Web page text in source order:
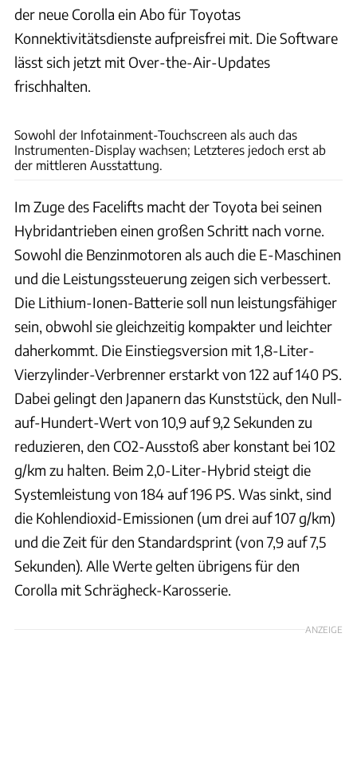
der neue Corolla ein Abo für Toyotas
Konnektivitätsdienste aufpreisfrei mit. Die Software
lässt sich jetzt mit Over-the-Air-Updates
frischhalten.
Sowohl der Infotainment-Touchscreen als auch das
Instrumenten-Display wachsen; Letzteres jedoch erst ab
der mittleren Ausstattung.
Im Zuge des Facelifts macht der Toyota bei seinen
Hybridantrieben einen großen Schritt nach vorne.
Sowohl die Benzinmotoren als auch die E-Maschinen
und die Leistungssteuerung zeigen sich verbessert.
Die Lithium-Ionen-Batterie soll nun leistungsfähiger
sein, obwohl sie gleichzeitig kompakter und leichter
daherkommt. Die Einstiegsversion mit 1,8-Liter-
Vierzylinder-Verbrenner erstarkt von 122 auf 140 PS.
Dabei gelingt den Japanern das Kunststück, den Null-
auf-Hundert-Wert von 10,9 auf 9,2 Sekunden zu
reduzieren, den CO2-Ausstoß aber konstant bei 102
g/km zu halten. Beim 2,0-Liter-Hybrid steigt die
Systemleistung von 184 auf 196 PS. Was sinkt, sind
die Kohlendioxid-Emissionen (um drei auf 107 g/km)
und die Zeit für den Standardsprint (von 7,9 auf 7,5
Sekunden). Alle Werte gelten übrigens für den
Corolla mit Schrägheck-Karosserie.
ANZEIGE